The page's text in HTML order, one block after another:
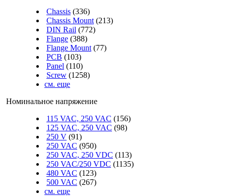
Chassis (336)
Chassis Mount (213)
DIN Rail (772)
Flange (388)
Flange Mount (77)
PCB (103)
Panel (110)
Screw (1258)
см. еще
Номинальное напряжение
115 VAC, 250 VAC (156)
125 VAC, 250 VAC (98)
250 V (91)
250 VAC (950)
250 VAC, 250 VDC (113)
250 VAC/250 VDC (1135)
480 VAC (123)
500 VAC (267)
см. еще